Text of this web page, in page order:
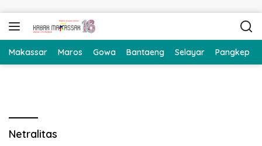
Makassar Maros Gowa Bantaeng Selayar Pangkep
Netralitas